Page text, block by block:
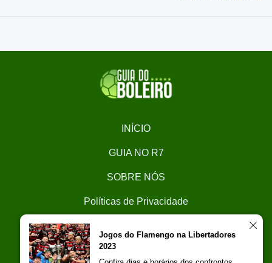
INÍCIO
GUIA NO R7
SOBRE NÓS
Políticas de Privacidade
Trabalhe Conosco
Jogos do Flamengo na Libertadores
2023